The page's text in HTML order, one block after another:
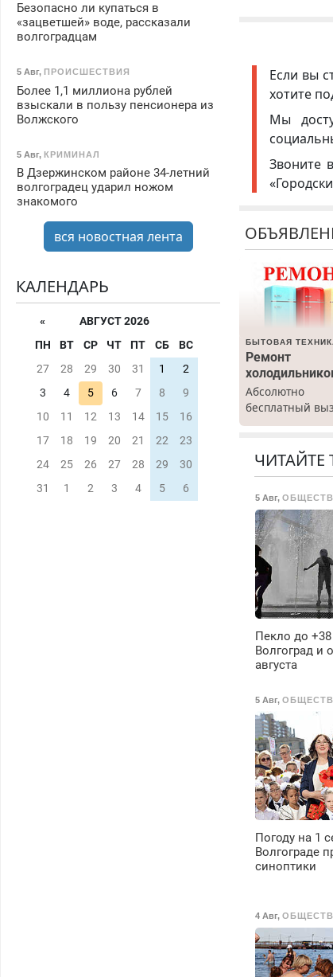
Если вы
хотите
Мы
Звоните
БЫТОВАЯ
Ремонт
Абсолютно
бесплатный
Ремонт
марок на дому,
гарантией.
выходных.
Пенсионерам –
скидки до 40%.
Мастер со
ЧИТАЙТЕ
5 Авг,
Пекло до
Волгоград и
августа
5 Авг,
Погоду на 1
Волгограде
синоптики
4 Авг,
Безопасно ли купаться в
«зацветшей» воде, рассказали
волгоградцам
5 Авг, ПРОИСШЕСТВИЯ
Более 1,1 миллиона рублей
взыскали в пользу пенсионера из
Волжского
5 Авг, КРИМИНАЛ
В Дзержинском районе 34-летний
волгоградец ударил ножом
знакомого
вся новостная лента
КАЛЕНДАРЬ
«
АВГУСТ 2026
ПН
ВТ СР ЧТ ПТ СБ
ВС
27
28 29 30 31 1
2
3
4 5 6 7 8
9
10
11 12 13 14 15
16
17
18 19 20 21 22
23
24
25 26 27 28 29
30
31
1 2 3 4 5 6